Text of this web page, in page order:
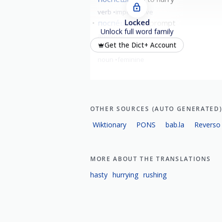
verb imperfective
поспе́шный prompt
adjective
поспе́шность hurry
Locked
Unlock full word family
Get the Dict+ Account
OTHER SOURCES (AUTO GENERATED)
Wiktionary PONS bab.la Reverso
MORE ABOUT THE TRANSLATIONS
hasty hurrying rushing